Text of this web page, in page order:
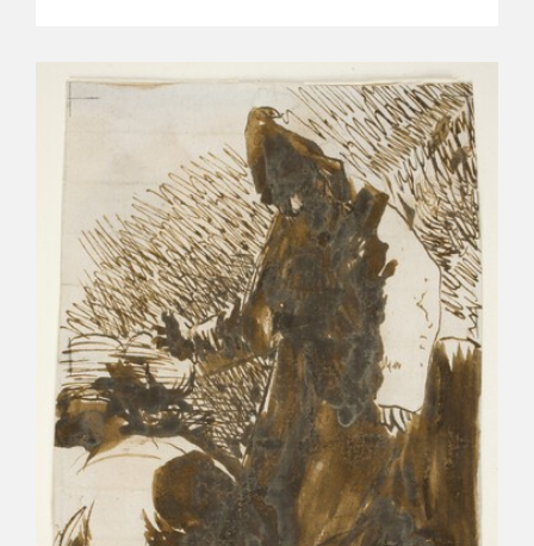
CATÁLOGO
GOYA EN ARAGÓN
PREMIO ARAGÓN GOYA
EDICIONES
PUBLICACIONES
TIENDA
TIENDA ONLINE